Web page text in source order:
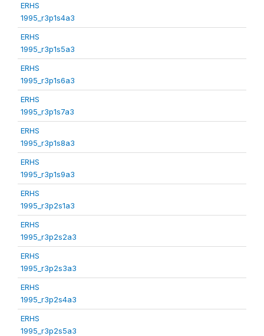
ERHS
1995_r3p1s4a3
ERHS
1995_r3p1s5a3
ERHS
1995_r3p1s6a3
ERHS
1995_r3p1s7a3
ERHS
1995_r3p1s8a3
ERHS
1995_r3p1s9a3
ERHS
1995_r3p2s1a3
ERHS
1995_r3p2s2a3
ERHS
1995_r3p2s3a3
ERHS
1995_r3p2s4a3
ERHS
1995_r3p2s5a3